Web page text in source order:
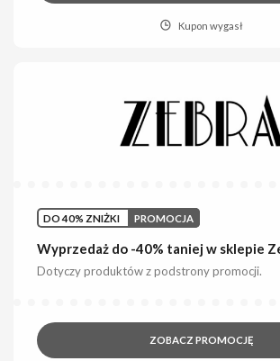
Kupon wygasł
DO 40% ZNIŻKI PROMOCJA
Wyprzedaż do -40% taniej w sklepie
Dotyczy produktów z podstrony promocji.
ZOBACZ PROMOCJĘ